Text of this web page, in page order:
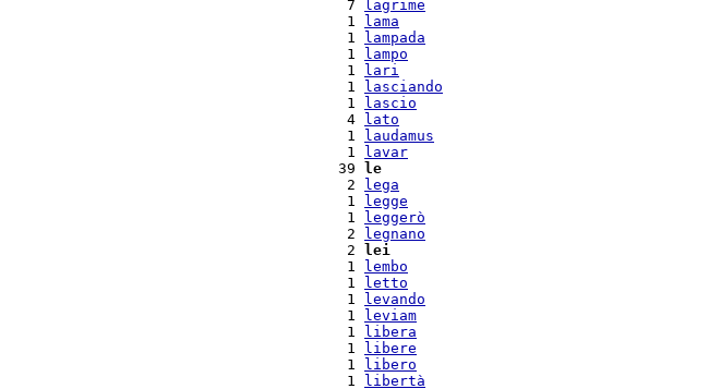
  7
lagrime
  1
lama
  1
lampada
  1
lampo
  1
lari
  1
lasciando
  1
lascio
  4
lato
  1
laudamus
  1
lavar
39
le
  2
lega
  1
legge
  1
leggerò
  2
legnano
  2
lei
  1
lembo
  1
letto
  1
levando
  1
leviam
  1
libera
  1
libere
  1
libero
  1
libertà